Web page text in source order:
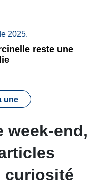
reste une
une
week-end,
curiosité